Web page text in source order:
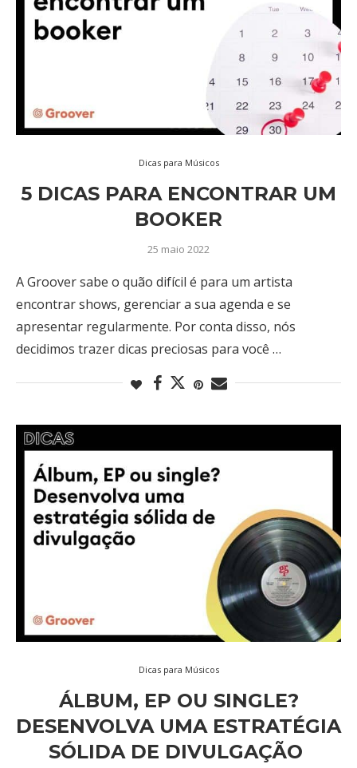
Dicas para Músicos
5 DICAS PARA ENCONTRAR UM
BOOKER
25 maio 2022
A Groover sabe o quão difícil é para um artista
encontrar shows, gerenciar a sua agenda e se
apresentar regularmente. Por conta disso, nós
decidimos trazer dicas preciosas para você …
Dicas para Músicos
ÁLBUM, EP OU SINGLE?
DESENVOLVA UMA ESTRATÉGIA
SÓLIDA DE DIVULGAÇÃO